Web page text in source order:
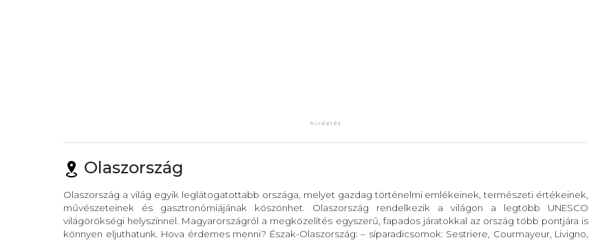
Olaszország
Olaszország a világ egyik leglátogatottabb országa, melyet gazdag történelmi emlékeinek, természeti értékeinek,
művészeteinek és gasztronómiájának köszönhet. Olaszország rendelkezik a világon a legtöbb UNESCO
világörökségi helyszínnel. Magyarországról a megközelítés egyszerű, fapados járatokkal az ország több pontjára is
könnyen eljuthatunk. Hova érdemes menni? Észak-Olaszország: – síparadicsomok: Sestriere, Courmayeur, Livigno,